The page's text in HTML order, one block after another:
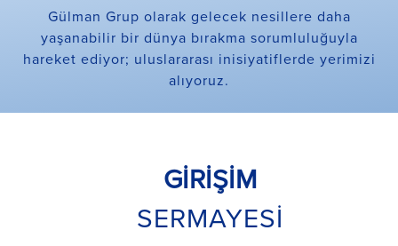
Gülman Grup olarak gelecek nesillere daha
yaşanabilir bir dünya bırakma sorumluluğuyla
hareket ediyor; uluslararası inisiyatiflerde yerimizi
alıyoruz.
GİRİŞİM
SERMAYESİ